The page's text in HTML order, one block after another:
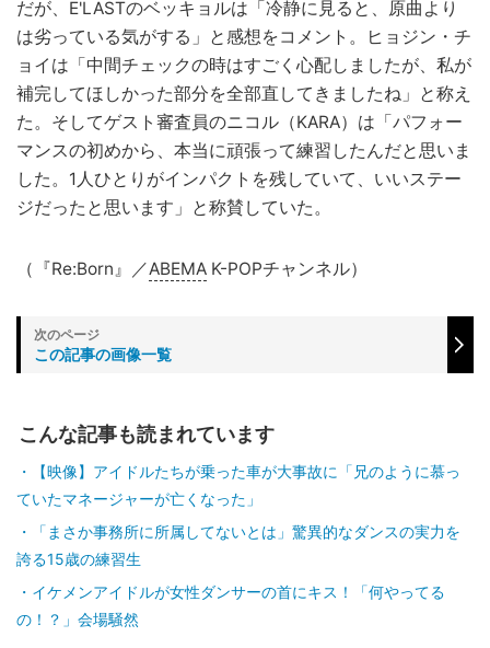
だが、E'LASTのベッキョルは「冷静に見ると、原曲より
は劣っている気がする」と感想をコメント。ヒョジン・チ
ョイは「中間チェックの時はすごく心配しましたが、私が
補完してほしかった部分を全部直してきましたね」と称え
た。そしてゲスト審査員のニコル（KARA）は「パフォー
マンスの初めから、本当に頑張って練習したんだと思いま
した。1人ひとりがインパクトを残していて、いいステー
ジだったと思います」と称賛していた。
（『Re:Born』／ABEMA K-POPチャンネル）
この記事の画像一覧
こんな記事も読まれています
【映像】アイドルたちが乗った車が大事故に「兄のように慕っ
ていたマネージャーが亡くなった」
「まさか事務所に所属してないとは」驚異的なダンスの実力を
誇る15歳の練習生
イケメンアイドルが女性ダンサーの首にキス！「何やってる
の！？」会場騒然